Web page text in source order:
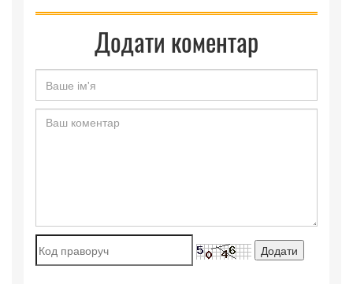
Додати коментар